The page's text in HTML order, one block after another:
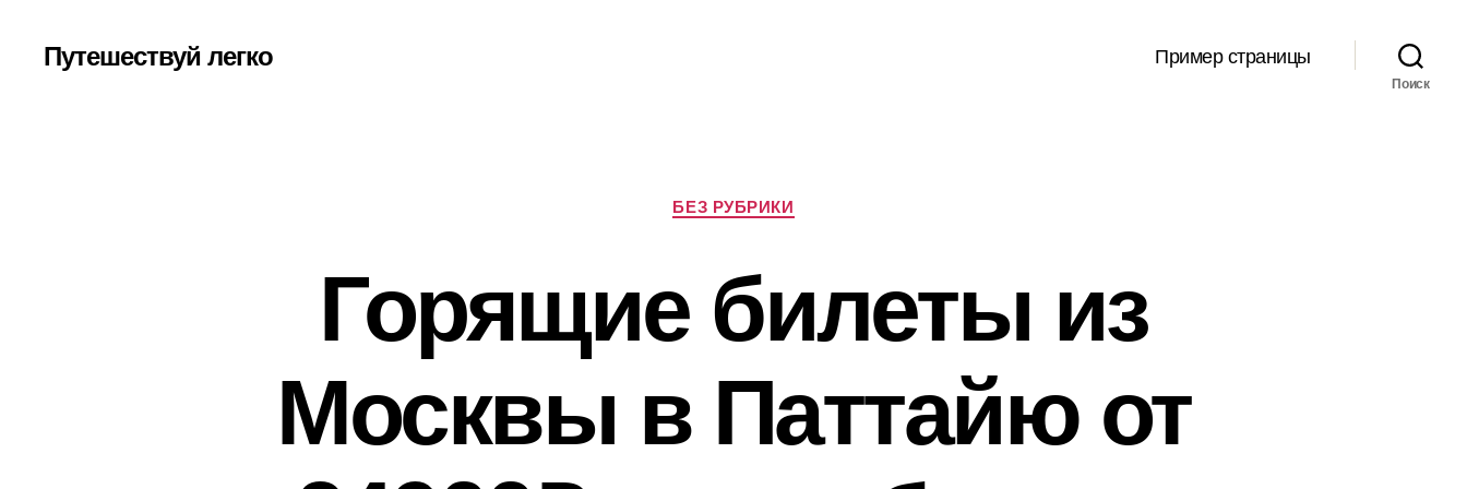
Путешествуй легко Пример страницы
Поиск
Рубрики
БЕЗ РУБРИКИ
Горящие билеты из
Москвы в Паттайю от